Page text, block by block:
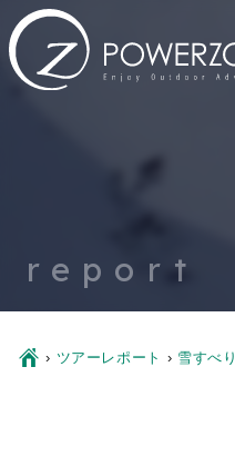
report
Ç › ツアーレポート › 雪すべり